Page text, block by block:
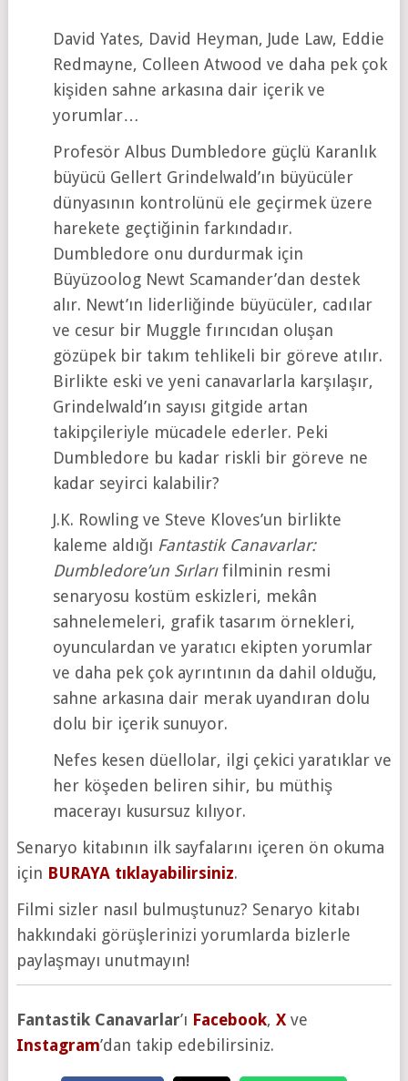
David Yates, David Heyman, Jude Law, Eddie
Redmayne, Colleen Atwood ve daha pek çok
kişiden sahne arkasına dair içerik ve
yorumlar…
Profesör Albus Dumbledore güçlü Karanlık
büyücü Gellert Grindelwald’ın büyücüler
dünyasının kontrolünü ele geçirmek üzere
harekete geçtiğinin farkındadır.
Dumbledore onu durdurmak için
Büyüzoolog Newt Scamander’dan destek
alır. Newt’ın liderliğinde büyücüler, cadılar
ve cesur bir Muggle fırıncıdan oluşan
gözüpek bir takım tehlikeli bir göreve atılır.
Birlikte eski ve yeni canavarlarla karşılaşır,
Grindelwald’ın sayısı gitgide artan
takipçileriyle mücadele ederler. Peki
Dumbledore bu kadar riskli bir göreve ne
kadar seyirci kalabilir?
J.K. Rowling ve Steve Kloves’un birlikte
kaleme aldığı Fantastik Canavarlar:
Dumbledore’un Sırlarıfilminin resmi
senaryosu kostüm eskizleri, mekân
sahnelemeleri, grafik tasarım örnekleri,
oyunculardan ve yaratıcı ekipten yorumlar
ve daha pek çok ayrıntının da dahil olduğu,
sahne arkasına dair merak uyandıran dolu
dolu bir içerik sunuyor.
Nefes kesen düellolar, ilgi çekici yaratıklar ve
her köşeden beliren sihir, bu müthiş
macerayı kusursuz kılıyor.
Senaryo kitabının ilk sayfalarını içeren ön okuma
için BURAYA tıklayabilirsiniz.
Filmi sizler nasıl bulmuştunuz? Senaryo kitabı
hakkındaki görüşlerinizi yorumlarda bizlerle
paylaşmayı unutmayın!
Fantastik Canavarlar’ı Facebook, Xve
Instagram’dan takip edebilirsiniz.